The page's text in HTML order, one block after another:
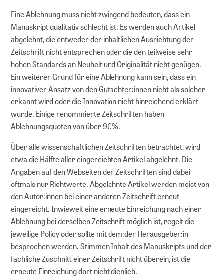
Erhaltungsplanung
dLZA Metadaten
Partner
WIR FÜR SIE
Über uns
Über GMS
Kooperationen
Vorträge und Workshops
Für die Leibniz-Gemeinschaft
DOI-Service
Eine Ablehnung muss nicht zwingend bedeuten, dass ein
Manuskript qualitativ schlecht ist. Es werden auch Artikel
abgelehnt, die entweder der inhaltlichen Ausrichtung der
Zeitschrift nicht entsprechen oder die den teilweise sehr
hohen Standards an Neuheit und Originalität nicht genügen.
Ein weiterer Grund für eine Ablehnung kann sein, dass ein
innovativer Ansatz von den Gutachter:innen nicht als solcher
erkannt wird oder die Innovation nicht hinreichend erklärt
wurde. Einige renommierte Zeitschriften haben
Ablehnungsquoten von über 90%.
Über alle wissenschaftlichen Zeitschriften betrachtet, wird
etwa die Hälfte aller eingereichten Artikel abgelehnt. Die
Angaben auf den Webseiten der Zeitschriften sind dabei
oftmals nur Richtwerte. Abgelehnte Artikel werden meist von
den Autor:innen bei einer anderen Zeitschrift erneut
eingereicht. Inwieweit eine erneute Einreichung nach einer
Ablehnung bei derselben Zeitschrift möglich ist, regelt die
jeweilige Policy oder sollte mit dem:der Herausgeber:in
besprochen werden. Stimmen Inhalt des Manuskripts und der
fachliche Zuschnitt einer Zeitschrift nicht überein, ist die
erneute Einreichung dort nicht dienlich.